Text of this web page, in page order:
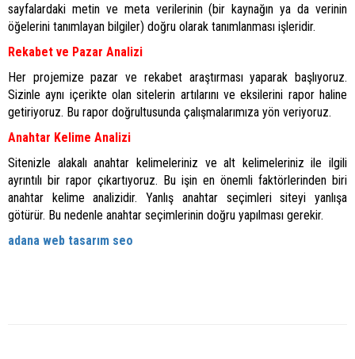
sayfalardaki metin ve meta verilerinin (bir kaynağın ya da verinin
öğelerini tanımlayan bilgiler) doğru olarak tanımlanması işleridir.
Rekabet ve Pazar Analizi
Her projemize pazar ve rekabet araştırması yaparak başlıyoruz.
Sizinle aynı içerikte olan sitelerin artılarını ve eksilerini rapor haline
getiriyoruz. Bu rapor doğrultusunda çalışmalarımıza yön veriyoruz.
Anahtar Kelime Analizi
Sitenizle alakalı anahtar kelimeleriniz ve alt kelimeleriniz ile ilgili
ayrıntılı bir rapor çıkartıyoruz. Bu işin en önemli faktörlerinden biri
anahtar kelime analizidir. Yanlış anahtar seçimleri siteyi yanlışa
götürür. Bu nedenle anahtar seçimlerinin doğru yapılması gerekir.
adana web tasarım seo